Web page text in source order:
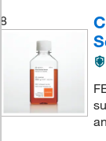
8